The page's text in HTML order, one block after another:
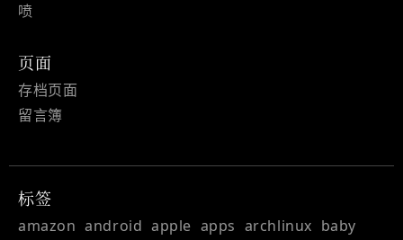
喷
页面
存档页面
留言簿
标签
amazon android apple apps archlinux baby